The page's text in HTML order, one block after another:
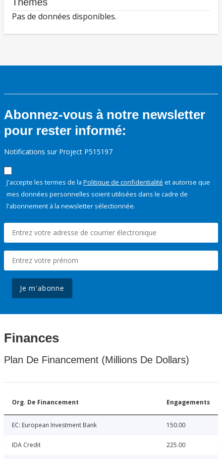
Pas de données disponibles.
Abonnez-vous à notre newsletter
pour rester informé:
Notifications sur Project P515197
J'accepte les termes de la Politique de confidentialité et autorise que
mes données personnelles soient utilisées dans le cadre de
l'abonnement à la newsletter sélectionnée.
Je m'abonne
Finances
Plan De Financement (Millions De Dollars)
Org. De Financement Engagements
EC: European Investment Bank 150.00
IDA Credit 225.00